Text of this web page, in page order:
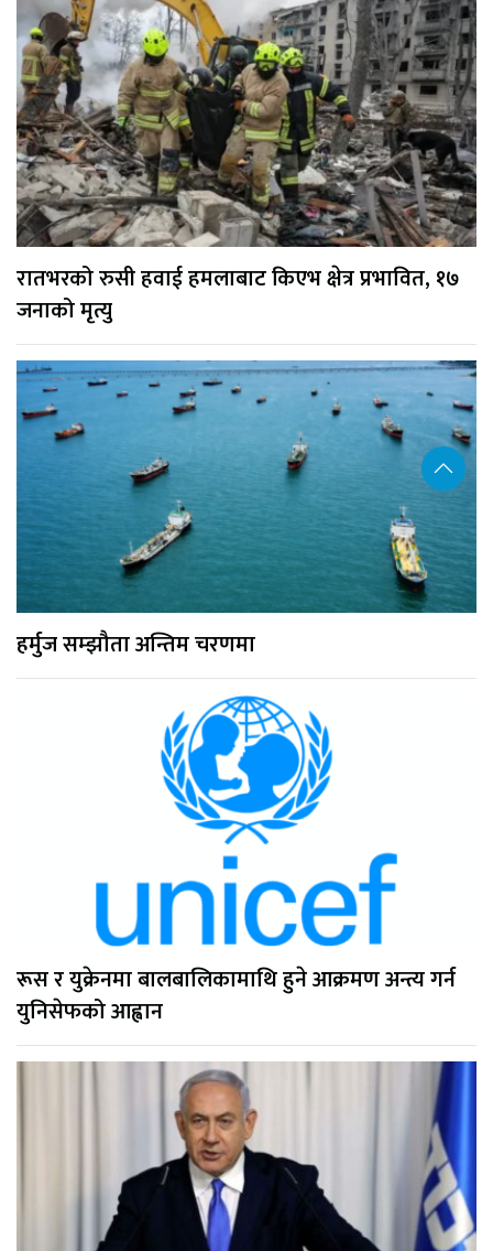
रातभरको रुसी हवाई हमलाबाट किएभ क्षेत्र प्रभावित, १७
जनाको मृत्यु
हर्मुज सम्झौता अन्तिम चरणमा
रूस र युक्रेनमा बालबालिकामाथि हुने आक्रमण अन्त्य गर्न
युनिसेफको आह्वान